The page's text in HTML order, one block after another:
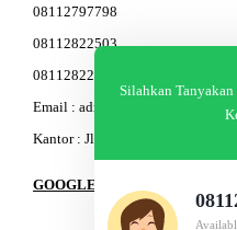
08112797798
08112822503
08112822603
Email : admin@am-baja.com
Kantor : Jl. Gatot Subroto 7b
GOOGLE MAPS
Silahkan